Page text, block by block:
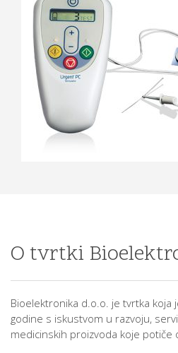
O tvrtki
Bioelektronika d.o.o. je tvrtka koja
godine s iskustvom u razvoju,
medicinskih proizvoda koje potiče